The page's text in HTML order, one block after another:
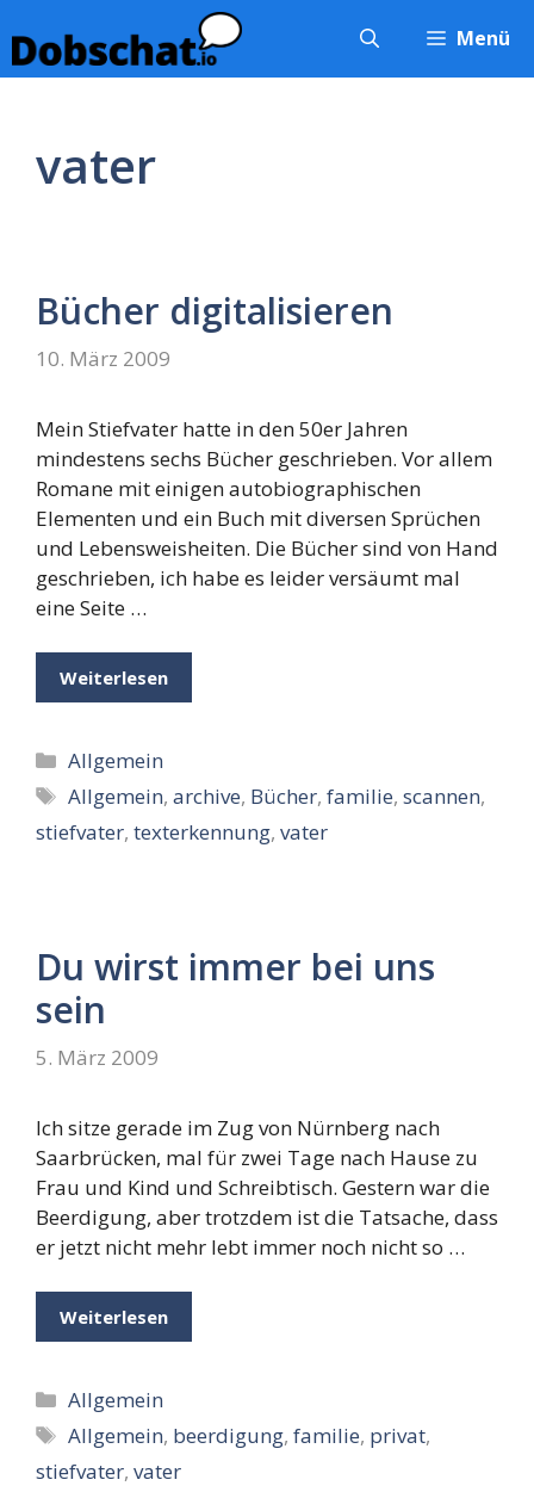
Inhalt
springen
Menü
vater
Bücher digitalisieren
10. März 2009
Mein Stiefvater hatte in den 50er Jahren
mindestens sechs Bücher geschrieben. Vor allem
Romane mit einigen autobiographischen
Elementen und ein Buch mit diversen Sprüchen
und Lebensweisheiten. Die Bücher sind von Hand
geschrieben, ich habe es leider versäumt mal
eine Seite …
Weiterlesen
Kategorien
Allgemein
Schlagwörter
Allgemein,archive, Bücher,familie,scannen,
stiefvater, texterkennung, vater
Du wirst immer bei uns
sein
5. März 2009
Ich sitze gerade im Zug von Nürnberg nach
Saarbrücken, mal für zwei Tage nach Hause zu
Frau und Kind und Schreibtisch. Gestern war die
Beerdigung, aber trotzdem ist die Tatsache, dass
er jetzt nicht mehr lebt immer noch nicht so …
Weiterlesen
Kategorien
Allgemein
Schlagwörter
Allgemein, beerdigung,familie, privat,
stiefvater, vater